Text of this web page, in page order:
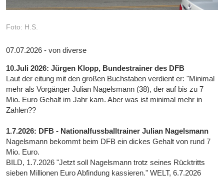
Foto: H.S.
07.07.2026 - von diverse
10.Juli 2026: Jürgen Klopp, Bundestrainer des DFB
Laut der eitung mit den großen Buchstaben verdient er: "Minimal
mehr als Vorgänger Julian Nagelsmann (38), der auf bis zu 7
Mio. Euro Gehalt im Jahr kam. Aber was ist minimal mehr in
Zahlen??
1.7.2026: DFB - Nationalfussballtrainer Julian Nagelsmann
Nagelsmann bekommt beim DFB ein dickes Gehalt von rund 7
Mio. Euro.
BILD, 1.7.2026 "Jetzt soll Nagelsmann trotz seines Rücktritts
sieben Millionen Euro Abfindung kassieren." WELT, 6.7.2026